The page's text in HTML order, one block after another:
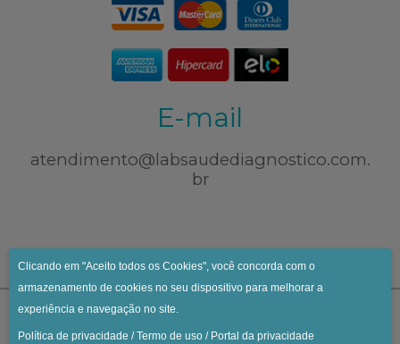
E-mail
atendimento@labsaudediagnostico.com.
br
Clicando em "Aceito todos os Cookies", você concorda com o
armazenamento de cookies no seu dispositivo para melhorar a
experiência e navegação no site.
Política de privacidade /Termo de uso / Portal da privacidade